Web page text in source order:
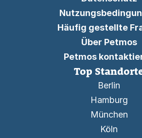
Häufig gestellte
Über Petmos
Petmos
Top
Berlin
Hamburg
München
Köln